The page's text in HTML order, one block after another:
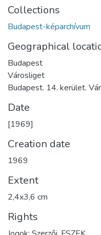
Collections
Budapest-képarchívum
Geographical
Budapest
Városliget
Budapest. 14. kerület.
Date
[1969]
Creation date
1969
Extent
2,4x3,6 cm
Rights